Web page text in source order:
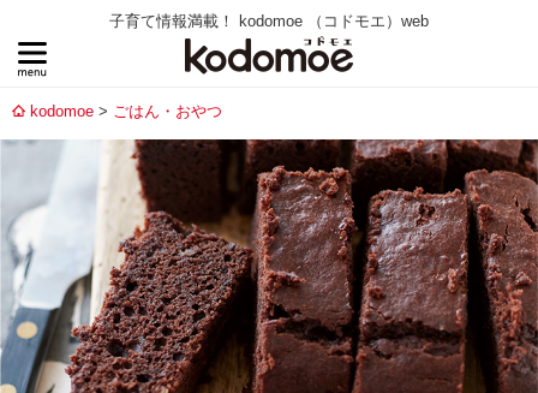
子育て情報満載！ kodomoe （コドモエ）web
kodomoe ごはん・おやつ